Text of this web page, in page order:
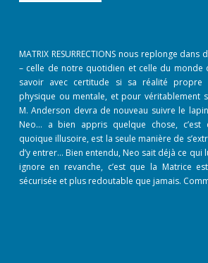
MATRIX RESURRECTIONS nous replonge
– celle de notre quotidien et celle du monde
savoir avec certitude si sa réalité propre
physique ou mentale, et pour véritablement
M. Anderson devra de nouveau suivre le
Neo… a bien appris quelque chose, c’est
quoique illusoire, est la seule manière de
d’y entrer… Bien entendu, Neo sait déjà ce qui
ignore en revanche, c’est que la Matrice
sécurisée et plus redoutable que jamais.